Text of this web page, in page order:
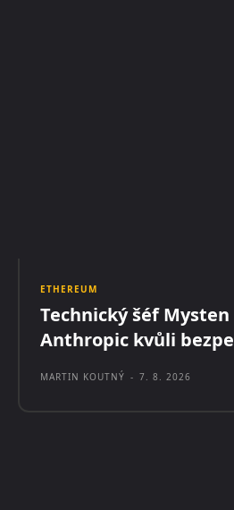
ETHEREUM
Technický šéf
Anthropic kvůli
MARTIN KOUTNÝ - 7. 8. 2026